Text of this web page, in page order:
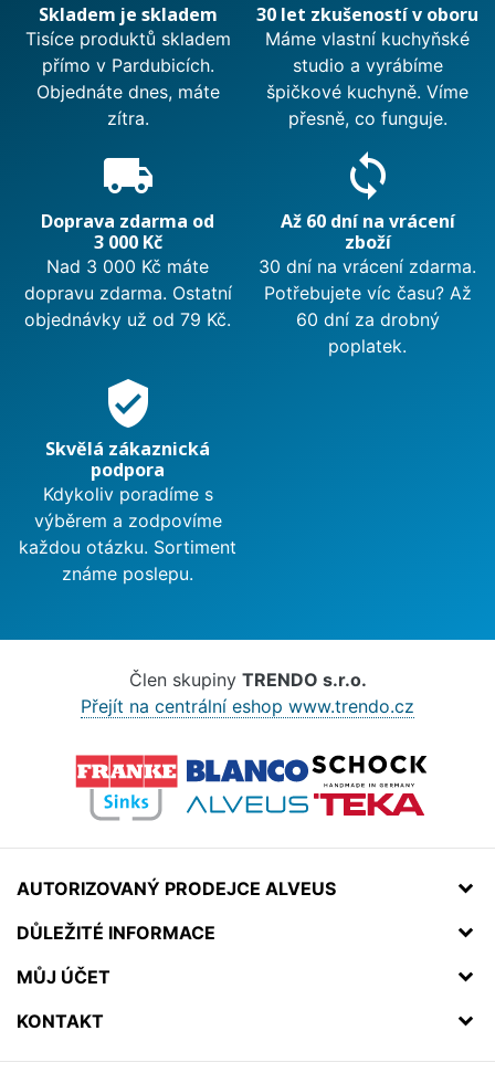
Skladem je skladem
Tisíce produktů skladem
přímo v Pardubicích.
Objednáte dnes, máte
zítra.
30 let zkušeností v oboru
Máme vlastní kuchyňské
studio a vyrábíme
špičkové kuchyně. Víme
přesně, co funguje.
local_shipping
Doprava zdarma od
3 000 Kč
Nad 3 000 Kč máte
dopravu zdarma. Ostatní
objednávky už od 79 Kč.
sync
Až 60 dní na vrácení
zboží
30 dní na vrácení zdarma.
Potřebujete víc času? Až
60 dní za drobný
poplatek.
verified_user
Skvělá zákaznická
podpora
Kdykoliv poradíme s
výběrem a zodpovíme
každou otázku. Sortiment
známe poslepu.
Člen skupiny TRENDO s.r.o.
Přejít na centrální eshop www.trendo.cz
AUTORIZOVANÝ PRODEJCE ALVEUS
DŮLEŽITÉ INFORMACE
MŮJ ÚČET
KONTAKT